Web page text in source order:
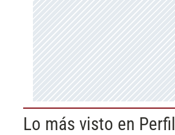
Lo más visto en Perfil